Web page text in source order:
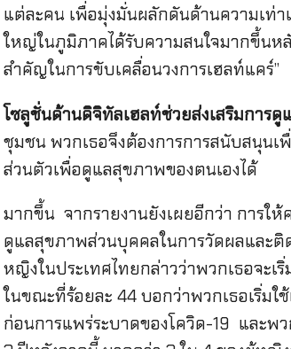
แต่ละคน เพื่อมุ่งมั่นผลักดันด้านความเท่า
ใหญ่ในภูมิภาคได้รับความสนใจมากขึ้นห
สำคัญในการขับเคลื่อนวงการเฮลท์แคร์”
โซลูชั่นด้านดิจิทัลเฮลท์ช่วยส่งเสริมการ
ชุมชน พวกเธอจึงต้องการการสนับสนุนเ
ส่วนตัวเพื่อดูแลสุขภาพของตนเองได้
มากขึ้น จากรายงานยังเผยอีกว่า การให้
ดูแลสุขภาพส่วนบุคคลในการวัดผลและ
หญิงในประเทศไทยกล่าวว่าพวกเธอจะ
ในขณะที่ร้อยละ 44 บอกว่าพวกเธอเริ่ม
ก่อนการแพร่ระบาดของโควิด-19 และพ